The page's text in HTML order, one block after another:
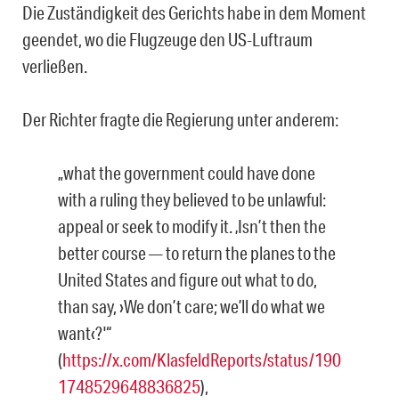
Die Zuständigkeit des Gerichts habe in dem Moment
geendet, wo die Flugzeuge den US-Luftraum
verließen.
Der Richter fragte die Regierung unter anderem:
„what the government could have done
with a ruling they believed to be unlawful:
appeal or seek to modify it. ‚Isn’t then the
better course — to return the planes to the
United States and figure out what to do,
than say, ›We don’t care; we’ll do what we
want‹?'“
(https://x.com/KlasfeldReports/status/190
1748529648836825),